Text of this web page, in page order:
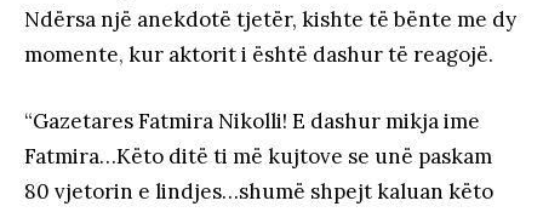
Ndërsa një anekdotë tjetër, kishte të bënte me dy
momente, kur aktorit i është dashur të reagojë.
“Gazetares Fatmira Nikolli! E dashur mikja ime
Fatmira…Këto ditë ti më kujtove se unë paskam
80 vjetorin e lindjes…shumë shpejt kaluan këto